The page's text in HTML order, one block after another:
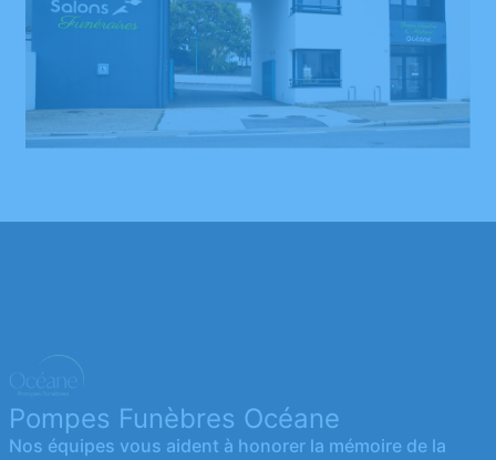
Pompes Funèbres Océane
Nos équipes vous aident à honorer la mémoire de la